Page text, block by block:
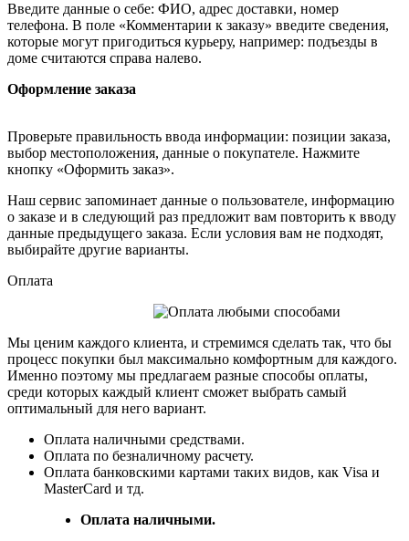
Введите данные о себе: ФИО, адрес доставки, номер
телефона. В поле «Комментарии к заказу» введите сведения,
которые могут пригодиться курьеру, например: подъезды в
доме считаются справа налево.
Оформление заказа
Проверьте правильность ввода информации: позиции заказа,
выбор местоположения, данные о покупателе. Нажмите
кнопку «Оформить заказ».
Наш сервис запоминает данные о пользователе, информацию
о заказе и в следующий раз предложит вам повторить к вводу
данные предыдущего заказа. Если условия вам не подходят,
выбирайте другие варианты.
Оплата
Мы ценим каждого клиента, и стремимся сделать так, что бы
процесс покупки был максимально комфортным для каждого.
Именно поэтому мы предлагаем разные способы оплаты,
среди которых каждый клиент сможет выбрать самый
оптимальный для него вариант.
Оплата наличными средствами.
Оплата по безналичному расчету.
Оплата банковскими картами таких видов, как Visa и
MasterCard и тд.
Оплата наличными.